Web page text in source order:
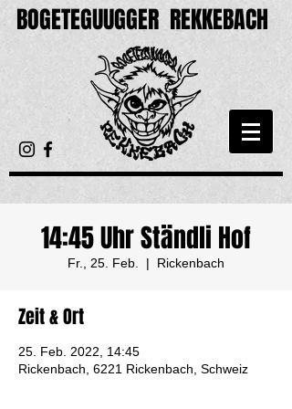
BOGETEGUUGGER REKKEBACH
14:45 Uhr Ständli Hof
Fr., 25. Feb.
  |
Rickenbach
Zeit & Ort
25. Feb. 2022, 14:45
Rickenbach, 6221 Rickenbach, Schweiz